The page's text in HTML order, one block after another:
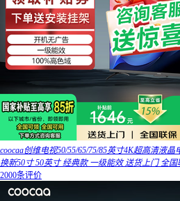
coocaa创维电视50/55/65/75/85英寸4K超高清液
换新50寸 50英寸 经典款 一级能效 送货上门 全国
2000条评价